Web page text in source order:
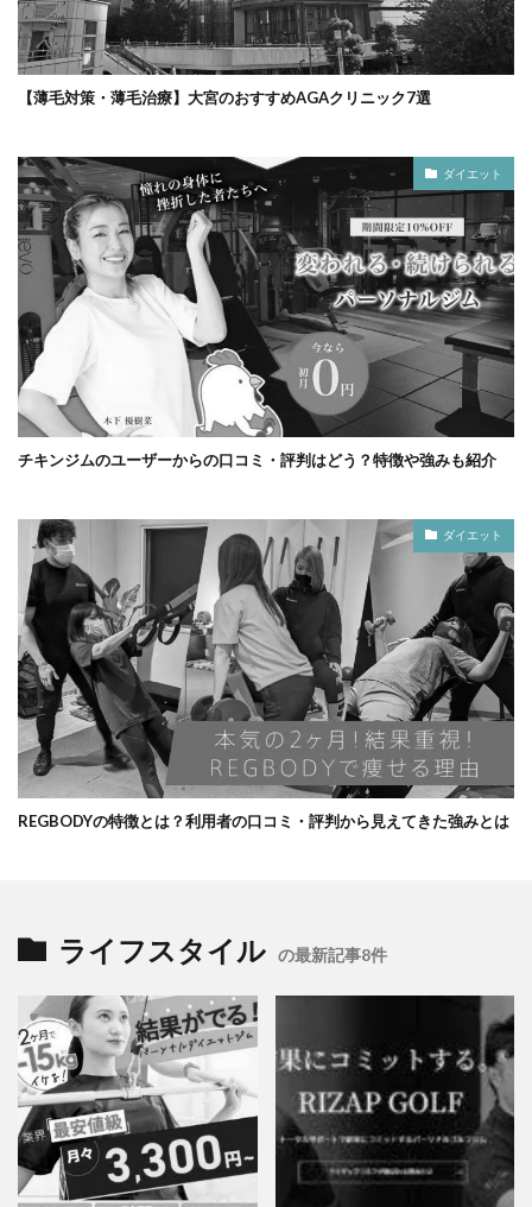
【薄毛対策・薄毛治療】大宮のおすすめAGAクリニック7選
ダイエット
チキンジムのユーザーからの口コミ・評判はどう？特徴や強みも紹介
ダイエット
REGBODYの特徴とは？利用者の口コミ・評判から見えてきた強みとは
ライフスタイル の最新記事8件